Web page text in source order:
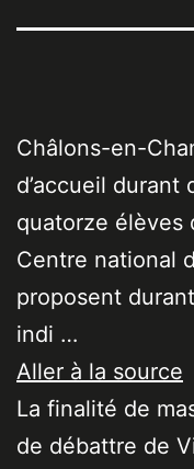
Châlons-en-
d’accueil durant
quatorze élèves
Centre national
proposent
indi …
Aller à la source
La finalité de
de débattre de